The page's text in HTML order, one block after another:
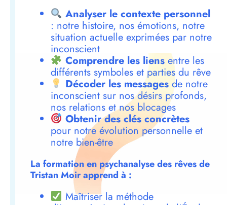
Analyser le contexte personnel
: notre histoire, nos émotions, notre
situation actuelle exprimées par notre
inconscient
Comprendre les liensentre les
différents symboles et parties du rêve
Décoder les messagesde notre
inconscient sur nos désirs profonds,
nos relations et nos blocages
Obtenir des clés concrètes
pour notre évolution personnelle et
notre bien-être
La formation en psychanalyse des rêves de
Tristan Moir apprend à :
Maîtriser la méthode